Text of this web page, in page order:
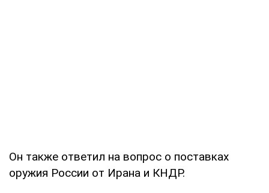
Он также ответил на вопрос о поставках
оружия России от Ирана и КНДР.